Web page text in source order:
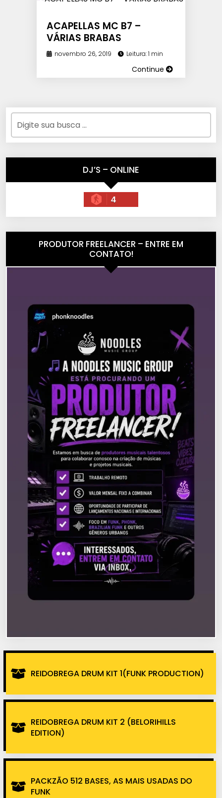
ACAPELLAS MC B7 –
VÁRIAS BRABAS
novembro 26, 2019 Leitura: 1 min
Continue
DJ’S – ONLINE
4
PRODUTOR FREELANCER – ENTRE EM
CONTATO!
REIDOBREGA DRUM KIT 1(FUNK PRODUCTION)
REIDOBREGA DRUM KIT 2 (BELORIHILLS
EDITION)
PACKZÃO 512 BASES, AS MAIS USADAS DO
FUNK